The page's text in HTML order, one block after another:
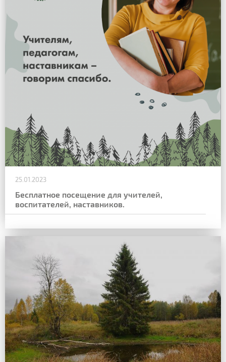
25.01.2023
Бесплатное посещение для учителей,
воспитателей, наставников.